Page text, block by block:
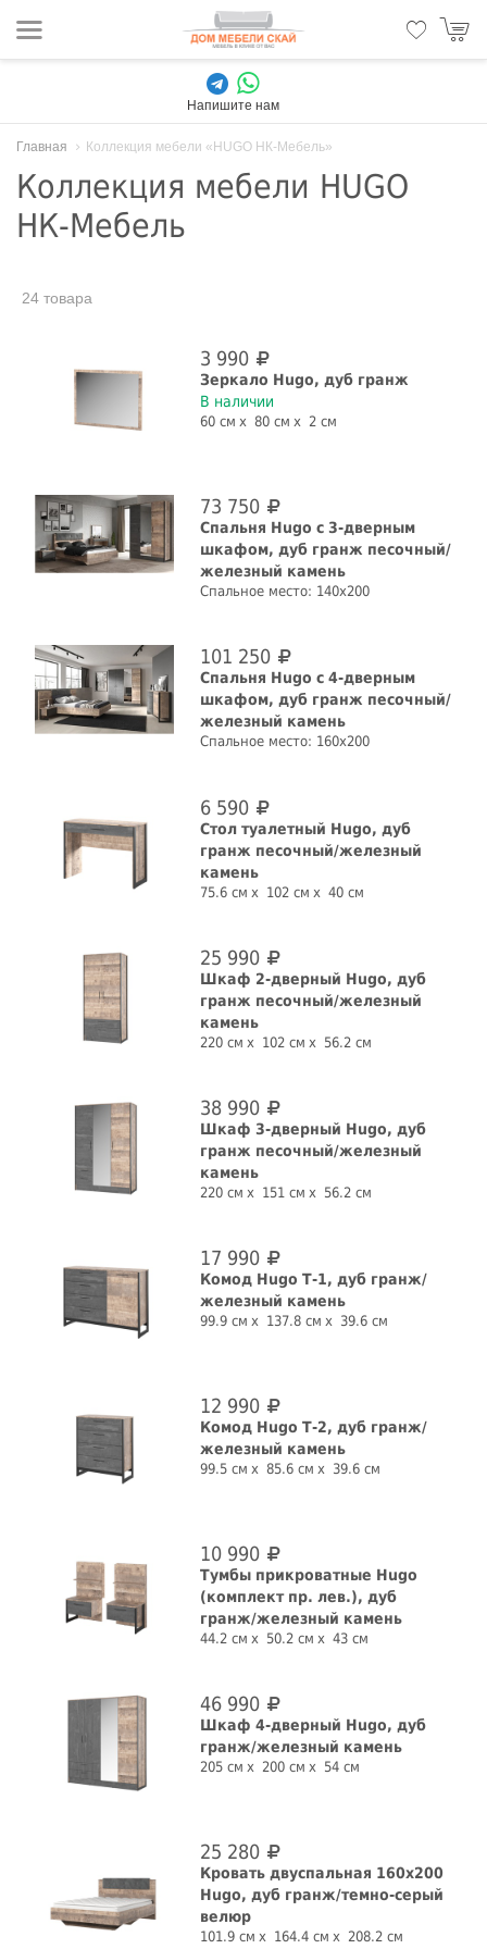
Напишите нам
Главная Коллекция мебели «HUGO НК-Мебель»
Коллекция мебели HUGO
НК-Мебель
24 товара
3 990
Зеркало Hugo, дуб гранж
В наличии
60 см 80 см 2 см
73 750
Спальня Hugo с 3-дверным
шкафом, дуб гранж песочный/
железный камень
Спальное место: 140x200
101 250
Спальня Hugo с 4-дверным
шкафом, дуб гранж песочный/
железный камень
Спальное место: 160x200
6 590
Стол туалетный Hugo, дуб
гранж песочный/железный
камень
75.6 см 102 см 40 см
25 990
Шкаф 2-дверный Hugo, дуб
гранж песочный/железный
камень
220 см 102 см 56.2 см
38 990
Шкаф 3-дверный Hugo, дуб
гранж песочный/железный
камень
220 см 151 см 56.2 см
17 990
Комод Hugo Т-1, дуб гранж/
железный камень
99.9 см 137.8 см 39.6 см
12 990
Комод Hugo Т-2, дуб гранж/
железный камень
99.5 см 85.6 см 39.6 см
10 990
Тумбы прикроватные Hugo
(комплект пр. лев.), дуб
гранж/железный камень
44.2 см 50.2 см 43 см
46 990
Шкаф 4-дверный Hugo, дуб
гранж/железный камень
205 см 200 см 54 см
25 280
Кровать двуспальная 160х200
Hugo, дуб гранж/темно-серый
велюр
101.9 см 164.4 см 208.2 см